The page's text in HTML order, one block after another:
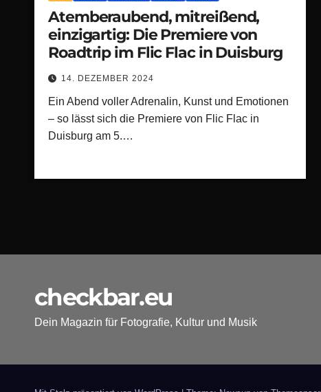
Atemberaubend, mitreißend,
einzigartig: Die Premiere von
Roadtrip im Flic Flac in Duisburg
14. DEZEMBER 2024
Ein Abend voller Adrenalin, Kunst und Emotionen
– so lässt sich die Premiere von Flic Flac in
Duisburg am 5.…
checkbar.eu
Dein Magazin für Fotografie, Kultur und Musik